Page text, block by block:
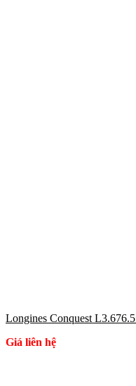
Longines Conquest
Giá liên hệ